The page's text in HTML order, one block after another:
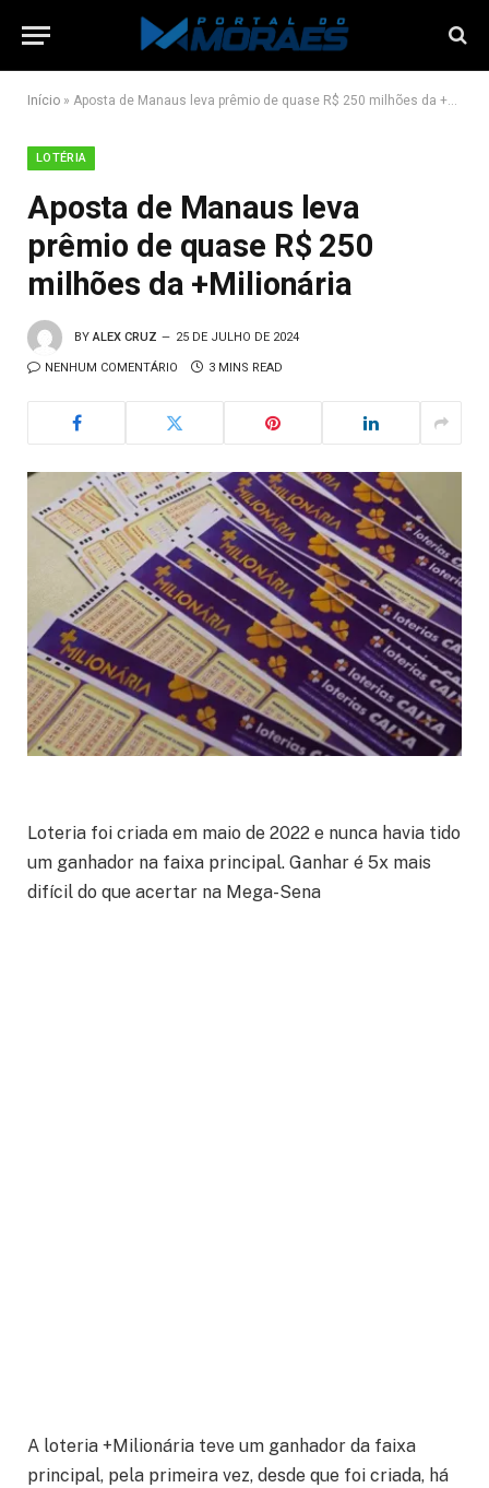
Início » Aposta de Manaus leva prêmio de quase R$ 250 milhões da +Milionária
LOTÉRIA
Aposta de Manaus leva
prêmio de quase R$ 250
milhões da +Milionária
BY ALEX CRUZ 25 DE JULHO DE 2024
NENHUM COMENTÁRIO 3 MINS READ
Loteria foi criada em maio de 2022 e nunca havia tido
um ganhador na faixa principal. Ganhar é 5x mais
difícil do que acertar na Mega-Sena
A loteria +Milionária teve um ganhador da faixa
principal, pela primeira vez, desde que foi criada, há